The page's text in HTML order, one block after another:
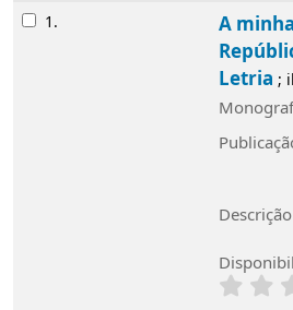
Resultados
1.
A
Letria ;
Descrição